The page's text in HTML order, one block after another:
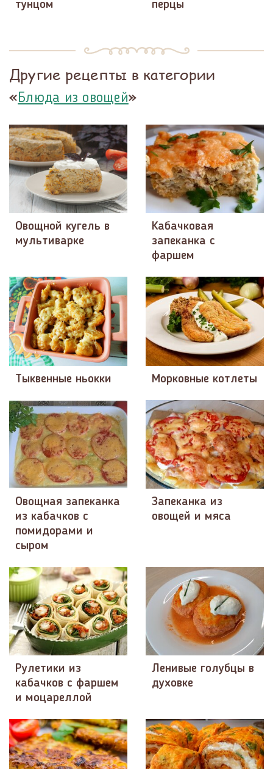
тунцом перцы
Другие рецепты в категории
«Блюда из овощей»
Овощной кугель в
мультиварке
Кабачковая
запеканка с
фаршем
Тыквенные ньокки Морковные котлеты
Овощная запеканка
из кабачков с
помидорами и
сыром
Запеканка из
овощей и мяса
Рулетики из
кабачков с фаршем
и моцареллой
Ленивые голубцы в
духовке